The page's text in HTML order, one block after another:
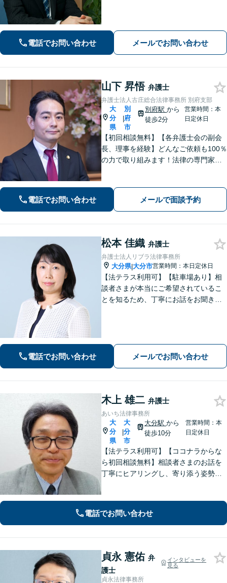
電話でお問い合わせ メールでお問い合わせ
山下 昇悟 弁護士
弁護士法人古庄総合法律事務所 別府支部
大
分
県
|
別
府
市
別府駅から
徒歩2分
営業時間：本
日定休日
【初回相談無料】【各弁護士会の副会
長、理事を経験】どんなご依頼も100％
の力で取り組みます！法律の専門家と
拠点ある地域密着型の事務所】
電話でお問い合わせ メールで面談予約
松本 佳織 弁護士
弁護士法人リブラ法律事務所
大分県|大分市営業時間：本日定休日
【法テラス利用可】【駐車場あり】相
談者さまが本当にご希望されているこ
とを知るため、丁寧にお話をお聞きす
す。お気軽にご相談ください【完全個
電話でお問い合わせ メールでお問い合わせ
木上 雄二 弁護士
あいち法律事務所
大
分
県
|
大
分
市
大分駅 から
徒歩10分
営業時間：本
日定休日
【法テラス利用可】【ココナラからな
ら初回相談無料】相談者さまのお話を
丁寧にヒアリングし、寄り添う姿勢を
ような結果となるよう、誠心誠意尽く
電話でお問い合わせ
貞永 憲佑 弁
護士
インタビューを
見る
貞永法律事務所